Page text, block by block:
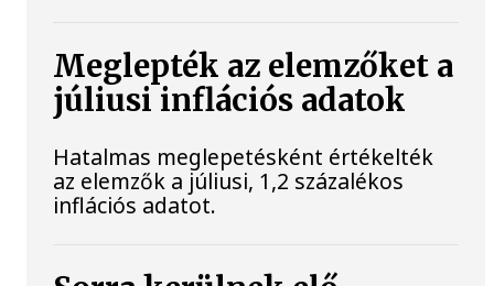
Meglepték az elemzőket a
júliusi inflációs adatok
Hatalmas meglepetésként értékelték
az elemzők a júliusi, 1,2 százalékos
inflációs adatot.